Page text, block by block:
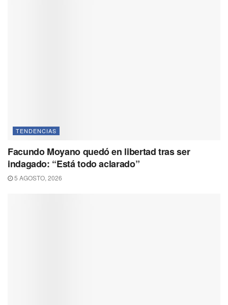
TENDENCIAS
Facundo Moyano quedó en libertad tras ser
indagado: “Está todo aclarado”
5 AGOSTO, 2026